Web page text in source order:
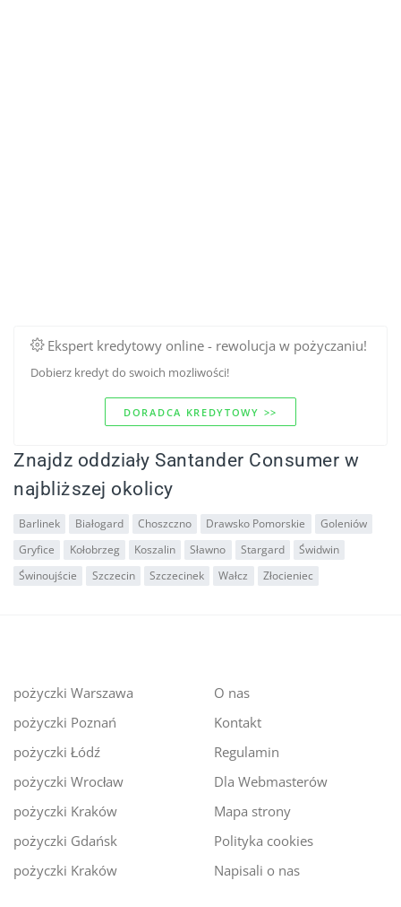
Ekspert kredytowy online - rewolucja w pożyczaniu!
Dobierz kredyt do swoich mozliwości!
DORADCA KREDYTOWY >>
Znajdz oddziały Santander Consumer w
najbliższej okolicy
Barlinek Białogard Choszczno Drawsko Pomorskie
Goleniów
Gryfice
Kołobrzeg Koszalin Sławno Stargard
Świdwin
Świnoujście
Szczecin Szczecinek Wałcz Złocieniec
pożyczki Warszawa
pożyczki Poznań
pożyczki Łódź
pożyczki Wrocław
pożyczki Kraków
pożyczki Gdańsk
pożyczki Kraków
O nas
Kontakt
Regulamin
Dla Webmasterów
Mapa strony
Polityka cookies
Napisali o nas